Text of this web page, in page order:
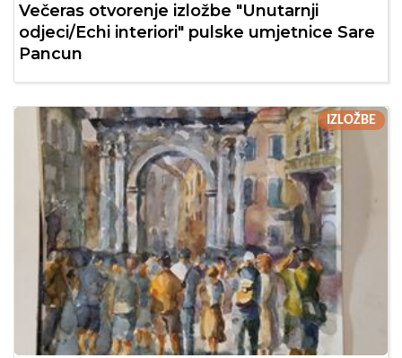
Večeras otvorenje izložbe "Unutarnji
odjeci/Echi interiori" pulske umjetnice Sare
Pancun
IZLOŽBE